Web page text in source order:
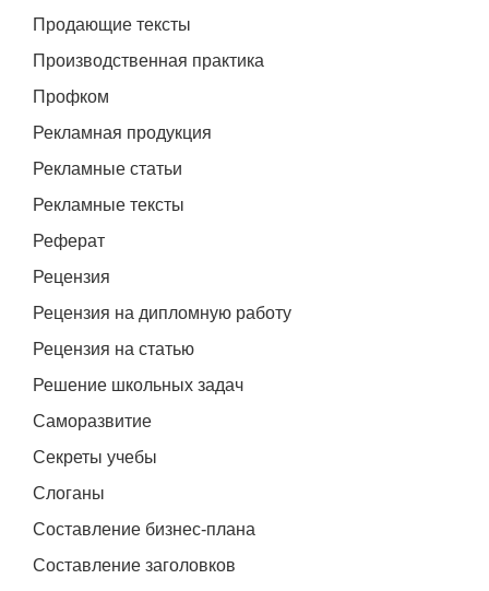
Продающие тексты
Производственная практика
Профком
Рекламная продукция
Рекламные статьи
Рекламные тексты
Реферат
Рецензия
Рецензия на дипломную работу
Рецензия на статью
Решение школьных задач
Саморазвитие
Секреты учебы
Слоганы
Составление бизнес-плана
Составление заголовков